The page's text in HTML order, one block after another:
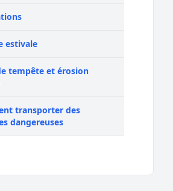
estivale
tempête et érosion
transporter des
dangereuses